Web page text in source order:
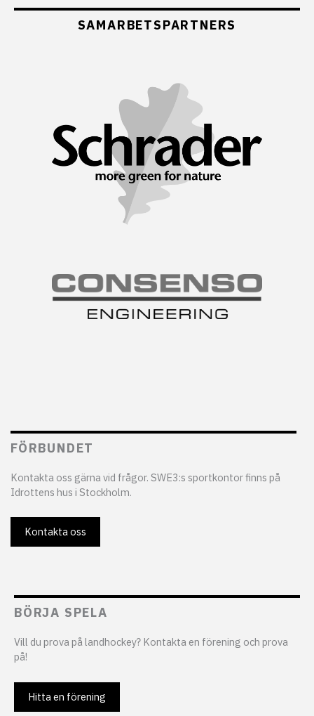
SAMARBETSPARTNERS
FÖRBUNDET
Kontakta oss gärna vid frågor. SWE3:s sportkontor finns på
Idrottens hus i Stockholm.
Kontakta oss
BÖRJA SPELA
Vill du prova på landhockey? Kontakta en förening och prova
på!
Hitta en förening